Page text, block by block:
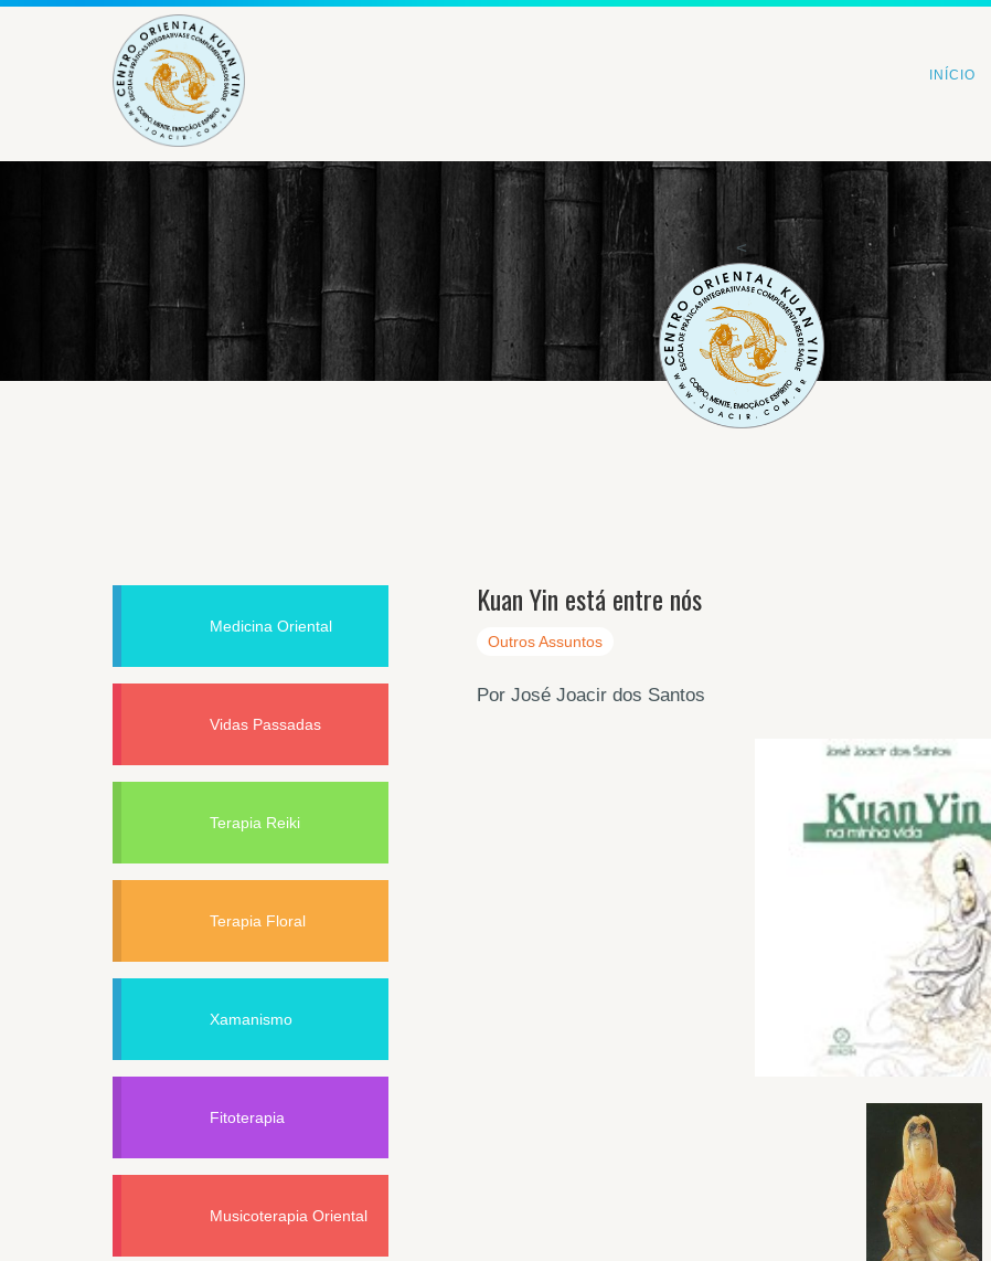
INÍCIO
<
Kuan Yin está entre nós
Outros Assuntos
Por José Joacir dos Santos
Medicina Oriental
Vidas Passadas
Terapia Reiki
Terapia Floral
Xamanismo
Fitoterapia
Musicoterapia Oriental